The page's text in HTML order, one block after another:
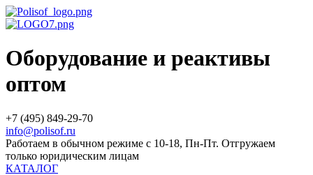
Оборудование и реактивы
оптом
+7 (495) 849-29-70
info@polisof.ru
Работаем в обычном режиме с 10-18, Пн-Пт. Отгружаем
только юридическим лицам
КАТАЛОГ